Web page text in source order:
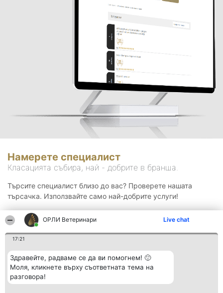
ОРЛИ Ветеринари Live chat
17:21
Здравейте, радваме се да ви помогнем! 🙂
Моля, кликнете върху съответната тема на
разговора!
Намерете специалист
Класацията събира, най - добрите в бранша.
Търсите специалист близо до вас? Проверете нашата
търсачка. Използвайте само най-добрите услуги!